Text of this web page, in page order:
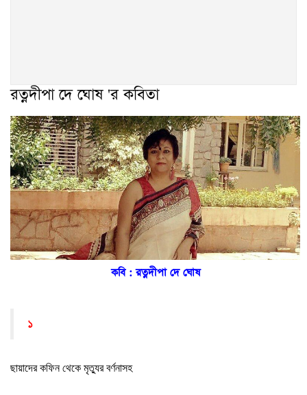
রত্নদীপা দে ঘোষ 'র কবিতা
কবি : রত্নদীপা দে ঘোষ
১
ছায়াদের কফিন থেকে মৃত্যুর বর্ণনাসহ